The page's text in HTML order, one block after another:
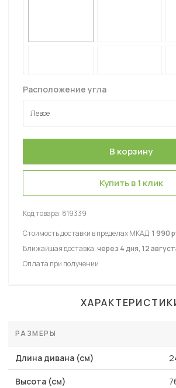
Расположение угла
Левое
Левое
Купить в 1 клик
Код товара: 819339
Стоимость доставки в пределах МКАД:1 990
Ближайшая доставка:через 4 дня, 12
Оплата при получении
РАЗМЕРЫ
Длина дивана (см)
Высота (см)